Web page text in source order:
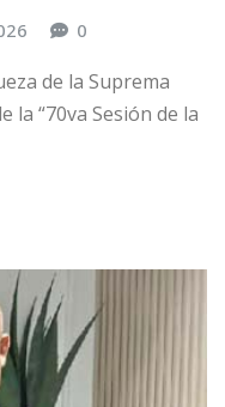
0
de la Suprema
la “70va Sesión de la